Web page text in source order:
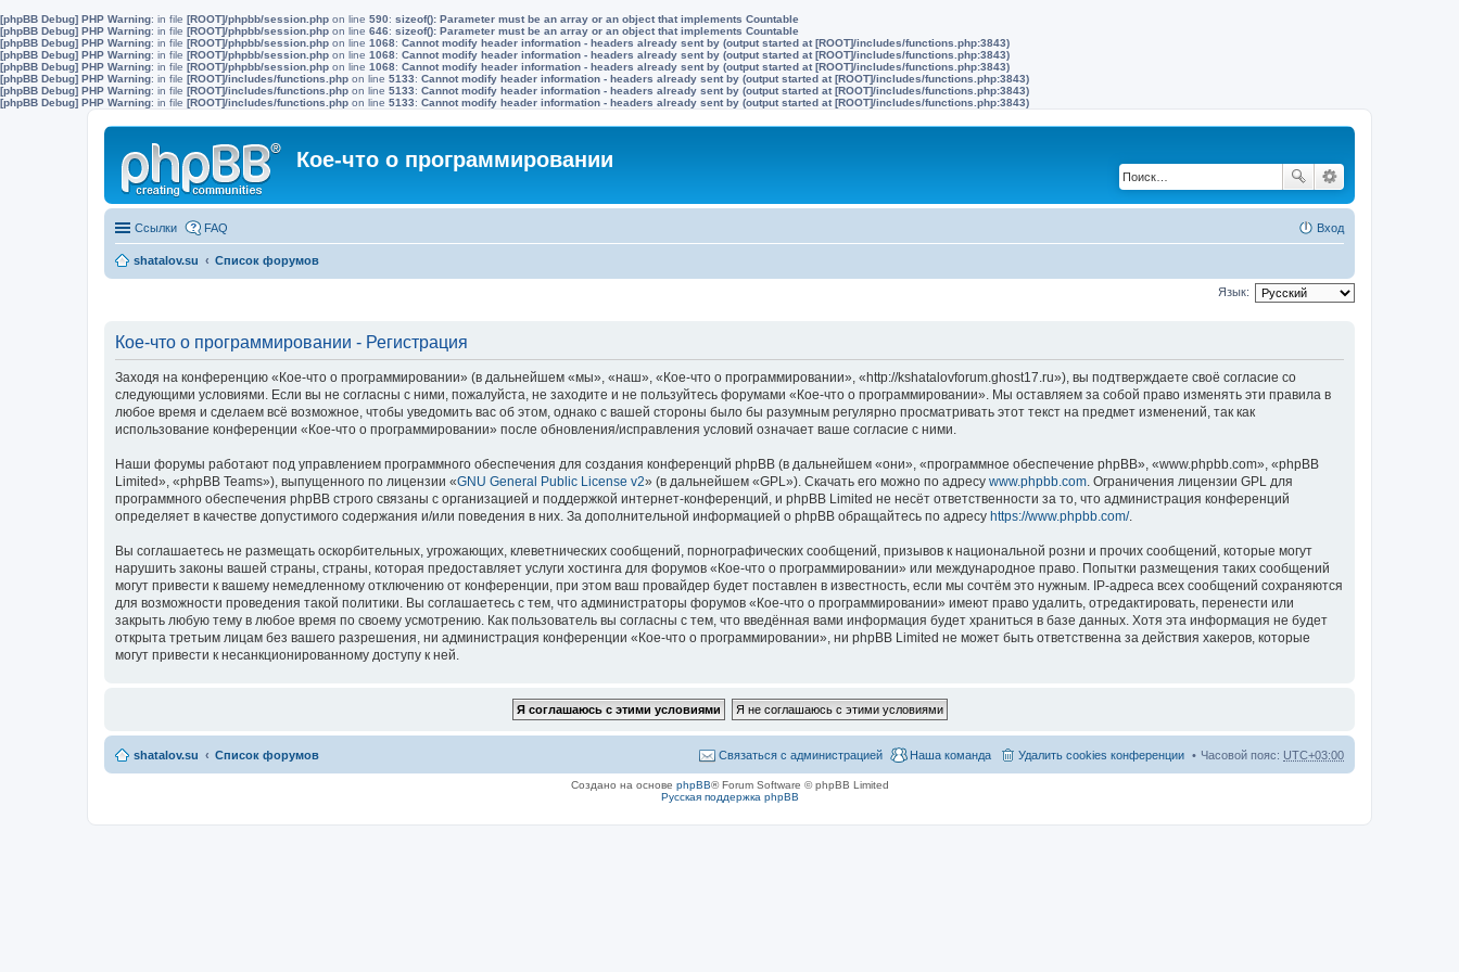
[phpBB Debug] PHP Warning: in file [ROOT]/phpbb/session.php on line 590: sizeof(): Parameter must be an array or an object that implements Countable
[phpBB Debug] PHP Warning: in file [ROOT]/phpbb/session.php on line 646: sizeof(): Parameter must be an array or an object that implements Countable
[phpBB Debug] PHP Warning: in file [ROOT]/phpbb/session.php on line 1068: Cannot modify header information - headers already sent by (output started at [ROOT]/includes/functions.php:3843)
[phpBB Debug] PHP Warning: in file [ROOT]/phpbb/session.php on line 1068: Cannot modify header information - headers already sent by (output started at [ROOT]/includes/functions.php:3843)
[phpBB Debug] PHP Warning: in file [ROOT]/phpbb/session.php on line 1068: Cannot modify header information - headers already sent by (output started at [ROOT]/includes/functions.php:3843)
[phpBB Debug] PHP Warning: in file [ROOT]/includes/functions.php on line 5133: Cannot modify header information - headers already sent by (output started at [ROOT]/includes/functions.php:3843)
[phpBB Debug] PHP Warning: in file [ROOT]/includes/functions.php on line 5133: Cannot modify header information - headers already sent by (output started at [ROOT]/includes/functions.php:3843)
[phpBB Debug] PHP Warning: in file [ROOT]/includes/functions.php on line 5133: Cannot modify header information - headers already sent by (output started at [ROOT]/includes/functions.php:3843)
Кое-что о программировании
Ссылки FAQ Вход
shatalov.su Список форумов
Язык:
Кое-что о программировании - Регистрация
Заходя на конференцию «Кое-что о программировании» (в дальнейшем «мы», «наш», «Кое-что о программировании», «http://kshatalovforum.ghost17.ru»), вы подтверждаете своё согласие со
следующими условиями. Если вы не согласны с ними, пожалуйста, не заходите и не пользуйтесь форумами «Кое-что о программировании». Мы оставляем за собой право изменять эти правила в
любое время и сделаем всё возможное, чтобы уведомить вас об этом, однако с вашей стороны было бы разумным регулярно просматривать этот текст на предмет изменений, так как
использование конференции «Кое-что о программировании» после обновления/исправления условий означает ваше согласие с ними.
Наши форумы работают под управлением программного обеспечения для создания конференций phpBB (в дальнейшем «они», «программное обеспечение phpBB», «www.phpbb.com», «phpBB
Limited», «phpBB Teams»), выпущенного по лицензии «GNU General Public License v2» (в дальнейшем «GPL»). Скачать его можно по адресу www.phpbb.com . Ограничения лицензии GPL для
программного обеспечения phpBB строго связаны с организацией и поддержкой интернет-конференций, и phpBB Limited не несёт ответственности за то, что администрация конференций
определяет в качестве допустимого содержания и/или поведения в них. За дополнительной информацией о phpBB обращайтесь по адресу https://www.phpbb.com/.
Вы соглашаетесь не размещать оскорбительных, угрожающих, клеветнических сообщений, порнографических сообщений, призывов к национальной розни и прочих сообщений, которые могут
нарушить законы вашей страны, страны, которая предоставляет услуги хостинга для форумов «Кое-что о программировании» или международное право. Попытки размещения таких сообщений
могут привести к вашему немедленному отключению от конференции, при этом ваш провайдер будет поставлен в известность, если мы сочтём это нужным. IP-адреса всех сообщений сохраняются
для возможности проведения такой политики. Вы соглашаетесь с тем, что администраторы форумов «Кое-что о программировании» имеют право удалить, отредактировать, перенести или
закрыть любую тему в любое время по своему усмотрению. Как пользователь вы согласны с тем, что введённая вами информация будет храниться в базе данных. Хотя эта информация не будет
открыта третьим лицам без вашего разрешения, ни администрация конференции «Кое-что о программировании», ни phpBB Limited не может быть ответственна за действия хакеров, которые
могут привести к несанкционированному доступу к ней.
shatalov.su Список форумов Часовой пояс: UTC+03:00
Удалить cookies конференции
Наша команда
Связаться с администрацией
Создано на основе phpBB® Forum Software © phpBB Limited
Русская поддержка phpBB